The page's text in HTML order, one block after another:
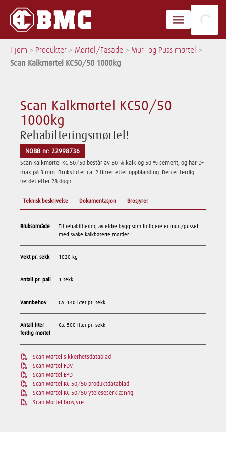
Hjem > Produkter > Mørtel/Fasade > Mur- og Puss mørtel >
Scan Kalkmørtel KC50/50 1000kg
Scan Kalkmørtel KC50/50
1000kg
Rehabilteringsmørtel!
NOBB nr: 22998736
Scan Kalkmørtel KC 50/50 består av 50 % kalk og 50 % sement, og har D-
max på 3 mm. Brukstid er ca. 2 timer etter oppblanding. Den er ferdig
herdet etter 28 døgn.
Teknisk beskrivelse Dokumentasjon Brosjyrer
Bruksområde
Til rehabilitering av eldre bygg som tidligere er murt/pusset
med svake kalkbaserte mørtler.
Vekt pr. sekk 1020 kg
Antall pr. pall 1 sekk
Vannbehov Ca. 140 liter pr. sekk
Antall liter
ferdig mørtel
Ca. 500 liter pr. sekk
Scan Mørtel sikkerhetsdatablad
Scan Mørtel FDV
Scan Mørtel EPD
Scan Mørtel KC 50/50 produktdatablad
Scan Mørtel KC 50/50 yteleseserklæring
Scan Mørtel brosjyre